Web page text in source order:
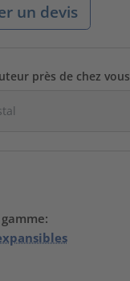
un devis
près de chez vous